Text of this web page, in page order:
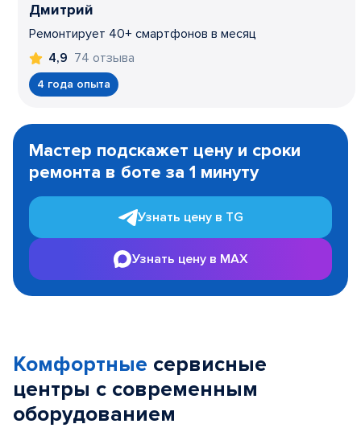
Дмитрий
Ремонтирует 40+ смартфонов в месяц
4,9 74 отзыва
4 года опыта
1
Мастер подскажет цену и сроки
ремонта в боте за 1 минуту
Узнать цену в TG
Узнать цену в MAX
Комфортные сервисные
центры с современным
оборудованием